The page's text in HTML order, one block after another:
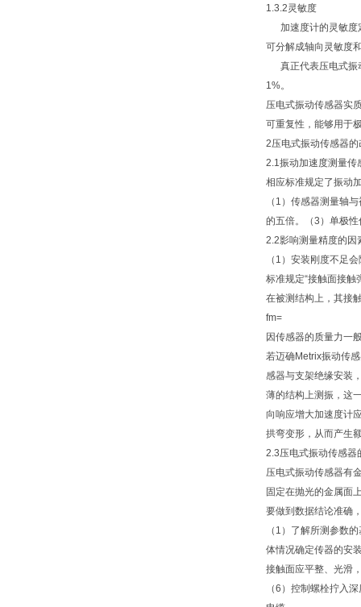
1.3.2灵敏度
加速度计的灵敏度
可分解成轴向灵敏度
真正代表压电式振
1%。
压电式振动传感器实
可重复性，能够用于
2压电式振动传感器
2.1振动加速度测量传
相应标准规定了振动
（1）传感器测量轴
的五倍。（3）单极
2.2影响测量精度的因
（1）安装刚度不足
标准规定“接触面接
在被测结构上，其接
fm=
因传感器的质量力一
若迈确Metrix振动传
感器与支架绝缘安装
薄的结构上测振，这
向响应增大加速度计
拱弯变形，从而产生
2.3压电式振动传感器
压电式振动传感器有
固定在抛光的金属面
要做到数据结论准确
（1）了解所测参数
体情况确定传器的安
接触面应平整、光滑
（6）控制螺栓拧入